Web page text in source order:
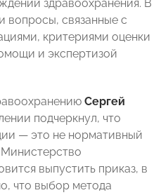
здравоохранения. В
вопросы, связанные с
критериями оценки
и экспертизой
Сергей
подчеркнул, что
— это не нормативный
Министерство
выпустить приказ, в
что выбор метода